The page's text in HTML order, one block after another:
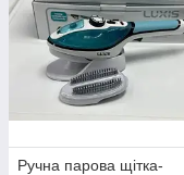
Ручна парова щітка-